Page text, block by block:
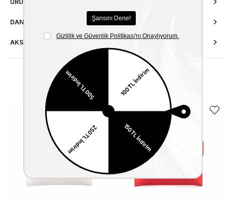
ÜRÜN ÖZELLIKLERI
DANIŞMA HATTI
AKSESUAR ONARIMI
Benzer Ürünler